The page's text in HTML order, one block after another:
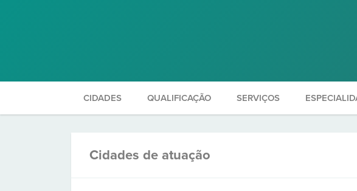
CIDADES QUALIFICAÇÃO SERVIÇOS
Cidades de atuação